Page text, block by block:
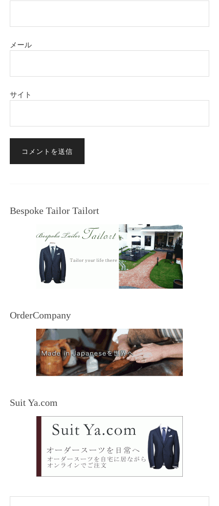
メール
サイト
Bespoke Tailor Tailort
OrderCompany
Suit Ya.com